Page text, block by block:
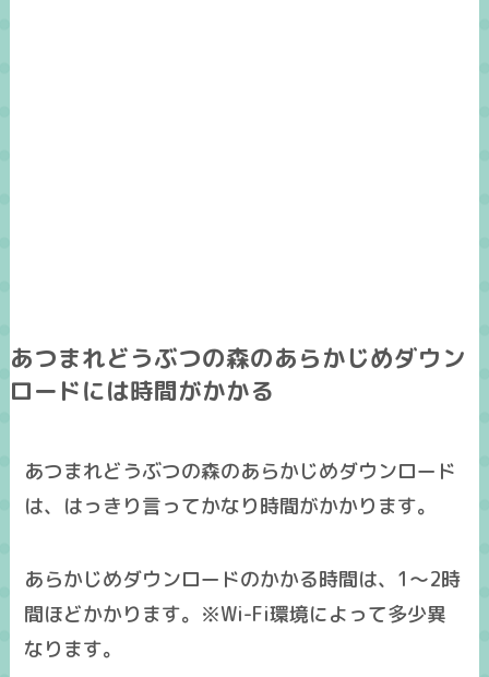
あつまれどうぶつの森のあらかじめダウン
ロードには時間がかかる
あつまれどうぶつの森のあらかじめダウンロード
は、 はっきり言ってかなり時間がかかります。
あらかじめダウンロードのかかる時間は、 1～2時
間ほどかかります。※Wi-Fi環境によって多少異
なります。